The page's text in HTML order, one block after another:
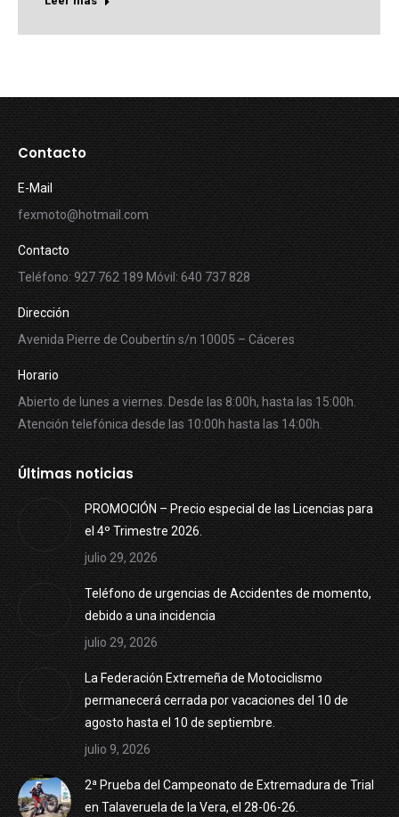
Contacto
E-Mail
fexmoto@hotmail.com
Contacto
Teléfono: 927 762 189 Móvil: 640 737 828
Dirección
Avenida Pierre de Coubertín s/n 10005 – Cáceres
Horario
Abierto de lunes a viernes. Desde las 8:00h, hasta las 15:00h.
Atención telefónica desde las 10:00h hasta las 14:00h.
Últimas noticias
PROMOCIÓN – Precio especial de las Licencias para
el 4º Trimestre 2026.
julio 29, 2026
Teléfono de urgencias de Accidentes de momento,
debido a una incidencia
julio 29, 2026
La Federación Extremeña de Motociclismo
permanecerá cerrada por vacaciones del 10 de
agosto hasta el 10 de septiembre.
julio 9, 2026
2ª Prueba del Campeonato de Extremadura de Trial
en Talaveruela de la Vera, el 28-06-26.